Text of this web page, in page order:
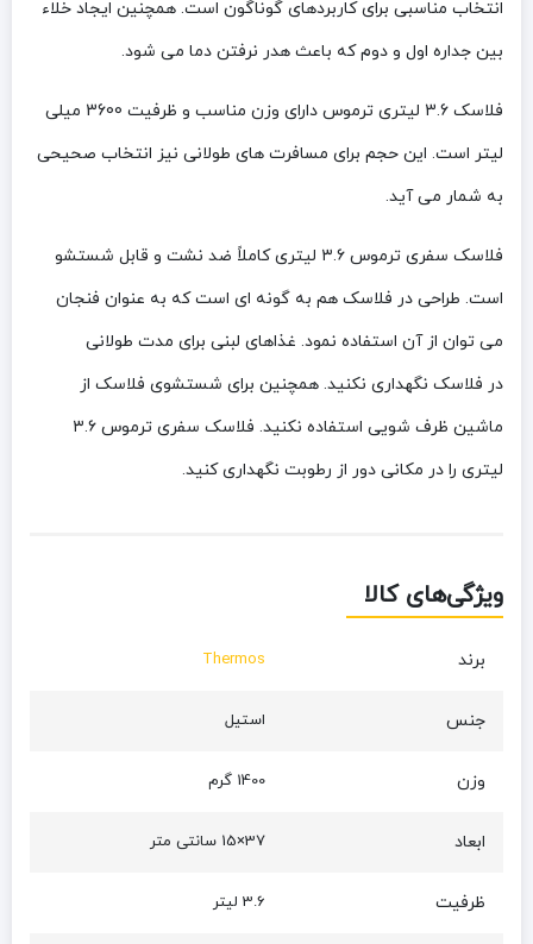
انتخاب مناسبی برای کاربردهای گوناگون است. همچنین ایجاد خلاء
بین جداره اول و دوم که باعث هدر نرفتن دما می شود.
فلاسک 3.6 لیتری ترموس دارای وزن مناسب و ظرفیت 3600 میلی
لیتر است. این حجم برای مسافرت های طولانی نیز انتخاب صحیحی
به شمار می آید.
فلاسک سفری ترموس ۳.۶ لیتری کاملاً ضد نشت و قابل شستشو
است. طراحی در فلاسک هم به گونه­ ای است که به عنوان فنجان
می توان از آن استفاده نمود. غذاهای لبنی برای مدت طولانی
در فلاسک نگهداری نکنید. همچنین برای شستشوی فلاسک از
ماشین ظرف شویی استفاده نکنید. فلاسک سفری ترموس ۳.۶
لیتری را در مکانی دور از رطوبت نگهداری کنید.
ویژگی‌های کالا
برند Thermos
جنس استیل
وزن 1400 گرم
ابعاد 37×15 سانتی متر
ظرفیت 3.6 لیتر